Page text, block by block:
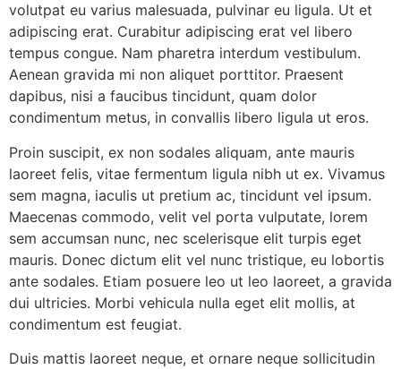
volutpat eu varius malesuada, pulvinar eu ligula. Ut et
adipiscing erat. Curabitur adipiscing erat vel libero
tempus congue. Nam pharetra interdum vestibulum.
Aenean gravida mi non aliquet porttitor. Praesent
dapibus, nisi a faucibus tincidunt, quam dolor
condimentum metus, in convallis libero ligula ut eros.
Proin suscipit, ex non sodales aliquam, ante mauris
laoreet felis, vitae fermentum ligula nibh ut ex. Vivamus
sem magna, iaculis ut pretium ac, tincidunt vel ipsum.
Maecenas commodo, velit vel porta vulputate, lorem
sem accumsan nunc, nec scelerisque elit turpis eget
mauris. Donec dictum elit vel nunc tristique, eu lobortis
ante sodales. Etiam posuere leo ut leo laoreet, a gravida
dui ultricies. Morbi vehicula nulla eget elit mollis, at
condimentum est feugiat.
Duis mattis laoreet neque, et ornare neque sollicitudin